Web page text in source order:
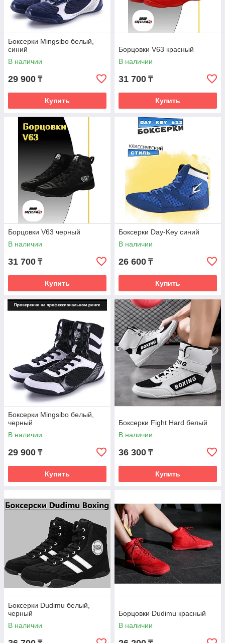
Боксерки Mingsibo белый,
синий
В наличии
29 900 ₸
Купить
Борцовки V63 красный
В наличии
31 700 ₸
Купить
Борцовки V63 черный
В наличии
31 700 ₸
Купить
Боксерки Day-Key синий
В наличии
26 600 ₸
Купить
Боксерки Mingsibo белый,
черный
В наличии
29 900 ₸
Купить
Боксерки Fight Hard белый
В наличии
36 300 ₸
Купить
Боксерки Dudimu белый,
черный
В наличии
Борцовки Dudimu красный
В наличии